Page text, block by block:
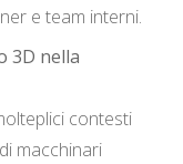
e team interni.
3D nella
contesti
macchinari